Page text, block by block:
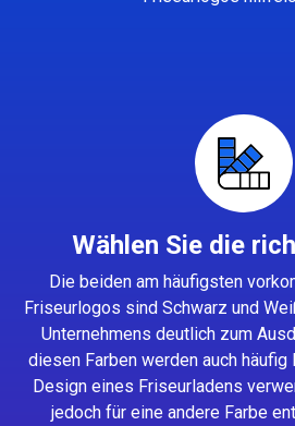
Wählen Sie die
Die beiden am häufigsten
Friseurlogos sind Schwarz und
Unternehmens deutlich zum
diesen Farben werden auch häufig
Design eines Friseurladens
jedoch für eine andere Farbe